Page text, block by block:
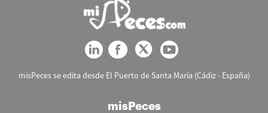
misPeces se edita desde El Puerto de Santa María (Cádiz - España)
misPeces